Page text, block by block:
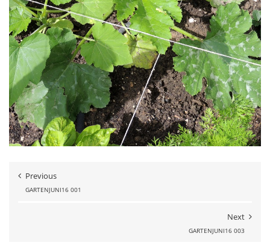
Previous
GARTENJUNI16 001
Next
GARTENJUNI16 003